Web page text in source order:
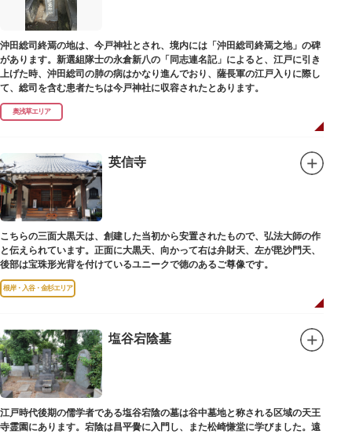
沖田総司終焉の地は、今戸神社とされ、境内には「沖田総司終焉之地」の碑
があります。新選組隊士の永倉新八の「同志連名記」によると、江戸に引き
上げた時、沖田総司の肺の病はかなり進んでおり、薩長軍の江戸入りに際し
て、総司を含む患者たちは今戸神社に収容されたとあります。
奥浅草エリア
英信寺
こちらの三面大黒天は、創建した当初から安置されたもので、弘法大師の作
と伝えられています。正面に大黒天、向かって右は弁財天、左が毘沙門天、
後部は宝珠形光背を付けているユニークで徳のあるご尊像です。
根岸・入谷・金杉エリア
塩谷宕陰墓
江戸時代後期の儒学者である塩谷宕陰の墓は谷中墓地と称される区域の天王
寺霊園にあります。宕陰は昌平黌に入門し、また松崎慊堂に学びました。遠